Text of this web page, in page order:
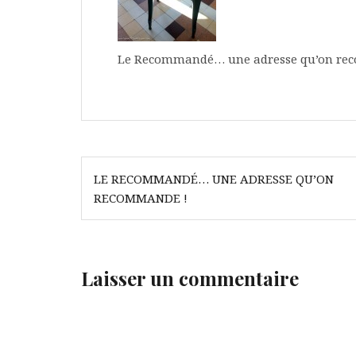
Le Recommandé… une adresse qu’on
Navigation
de
l’article
LE RECOMMANDÉ… UNE ADRESSE QU’ON
RECOMMANDE !
Laisser un commentaire